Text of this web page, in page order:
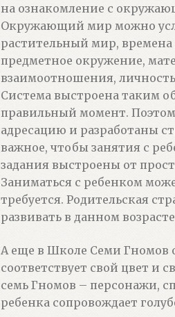
на ознакомление с
Окружающий мир можно
растительный мир,
предметное окружение,
взаимоотношения,
Система выстроена таким
правильный момент.
адресацию и разработаны
важное, чтобы занятия с
задания выстроены от
Заниматься с ребенком
требуется. Родительская
развивать в данном
А еще в Школе Семи Гномов
соответствует свой цвет и
семь Гномов – персонажи,
ребенка сопровождает